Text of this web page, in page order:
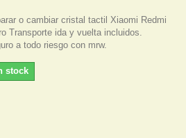
o cambiar cristal tactil Xiaomi Redmi
Transporte ida y vuelta incluidos.
a todo riesgo con mrw.
stock